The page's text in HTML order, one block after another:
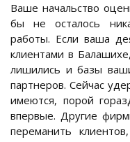
Ваше начальство
бы не осталось
работы. Если ваша
клиентами в
лишились и базы
партнеров. Сейчас
имеются, порой
впервые. Другие
переманить